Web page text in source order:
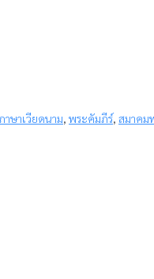
ษาเวียดนาม, พระคัมภีร์, สมาคม